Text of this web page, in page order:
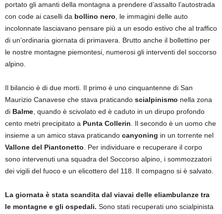
portato gli amanti della montagna a prendere d’assalto l’autostrada
con code ai caselli da bollino nero, le immagini delle auto
incolonnate lasciavano pensare più a un esodo estivo che al traffico
di un’ordinaria giornata di primavera. Brutto anche il bollettino per
le nostre montagne piemontesi, numerosi gli interventi del soccorso
alpino.
Il bilancio è di due morti. Il primo è uno cinquantenne di San
Maurizio Canavese che stava praticando scialpinismo nella zona
di Balme, quando è scivolato ed è caduto in un dirupo profondo
cento metri precipitato a Punta Collerin. Il secondo è un uomo che
insieme a un amico stava praticando canyoning in un torrente nel
Vallone del Piantonetto. Per individuare e recuperare il corpo
sono intervenuti una squadra del Soccorso alpino, i sommozzatori
dei vigili del fuoco e un elicottero del 118. Il compagno si è salvato.
La giornata è stata scandita dal viavai delle eliambulanze tra
le montagne e gli ospedali. Sono stati recuperati uno scialpinista